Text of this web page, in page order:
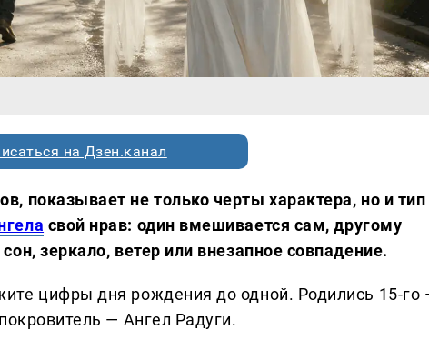
на Дзен.канал
показывает не только черты характера, но и тип
свой нрав: один вмешивается сам, другому
зеркало, ветер или внезапное совпадение.
цифры дня рождения до одной. Родились 15-го
— Ангел Радуги.